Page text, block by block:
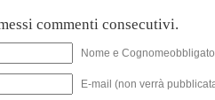
commenti consecutivi.
Nome e
E-mail (non verrà